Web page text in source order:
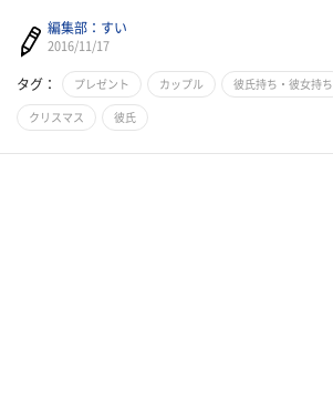
編集部：すい
2016/11/17
タグ： プレゼント カップル 彼氏持ち・彼女持ち
クリスマス 彼氏